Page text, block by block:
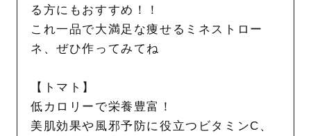
る方にもおすすめ！！
これ一品で大満足な痩せるミネストロー
ネ、ぜひ作ってみてね
【トマト】
低カロリーで栄養豊富！
美肌効果や風邪予防に役立つビタミンC、